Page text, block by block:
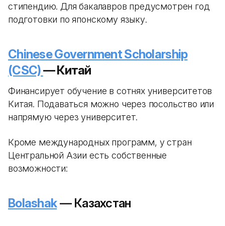
стипендию. Для бакалавров предусмотрен год
подготовки по японскому языку.
Chinese Government Scholarship
(CSC)— Китай
Финансирует обучение в сотнях университетов
Китая. Подаваться можно через посольство или
напрямую через университет.
Кроме международных программ, у стран
Центральной Азии есть собственные
возможности:
Bolashak— Казахстан